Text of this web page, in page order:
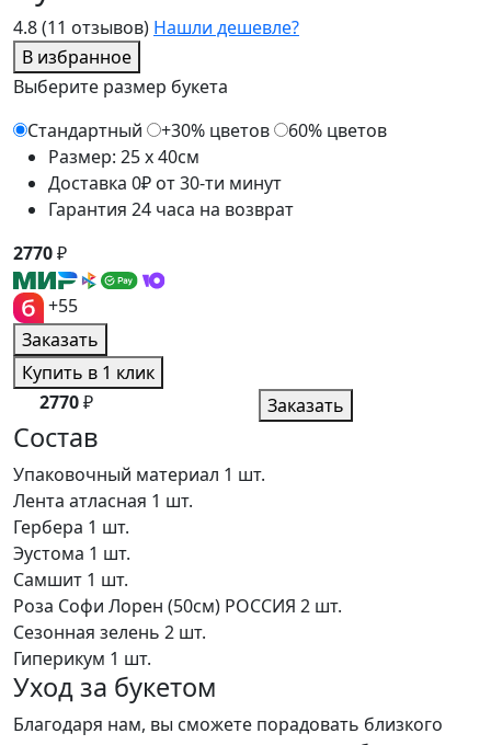
4.8(11 отзывов) Нашли дешевле?
В избранное
Выберите размер букета
Стандартный
+30% цветов
60% цветов
Размер: 25 x 40см
Доставка 0₽ от 30-ти минут
Гарантия 24 часа на возврат
2770₽
+55
Заказать
Купить в 1 клик
2770₽ Заказать
Состав
Упаковочный материал 1 шт.
Лента атласная 1 шт.
Гербера 1 шт.
Эустома 1 шт.
Самшит 1 шт.
Роза Софи Лорен (50см) РОССИЯ 2 шт.
Сезонная зелень 2 шт.
Гиперикум 1 шт.
Уход за букетом
Благодаря нам, вы сможете порадовать близкого